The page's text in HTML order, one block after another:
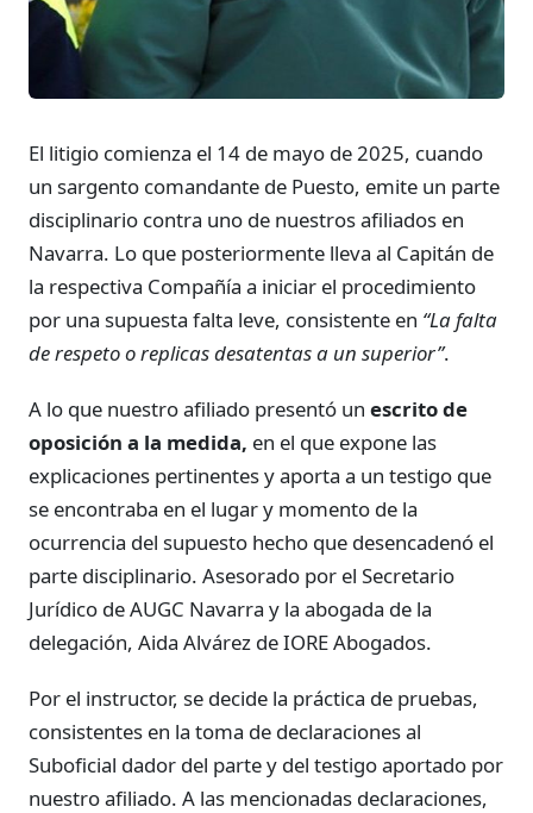
El litigio comienza el 14 de mayo de 2025, cuando
un sargento comandante de Puesto, emite un parte
disciplinario contra uno de nuestros afiliados en
Navarra. Lo que posteriormente lleva al Capitán de
la respectiva Compañía a iniciar el procedimiento
por una supuesta falta leve, consistente en “La falta
de respeto o replicas desatentas a un superior”.
A lo que nuestro afiliado presentó un escrito de
oposición a la medida, en el que expone las
explicaciones pertinentes y aporta a un testigo que
se encontraba en el lugar y momento de la
ocurrencia del supuesto hecho que desencadenó el
parte disciplinario. Asesorado por el Secretario
Jurídico de AUGC Navarra y la abogada de la
delegación, Aida Alvárez de IORE Abogados.
Por el instructor, se decide la práctica de pruebas,
consistentes en la toma de declaraciones al
Suboficial dador del parte y del testigo aportado por
nuestro afiliado. A las mencionadas declaraciones,